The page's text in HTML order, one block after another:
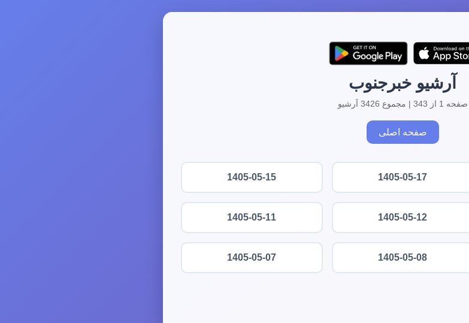
آرشیو خبرجنوب
صفحه 1 از 343 | مجموع 3426 آرشیو
صفحه اصلی
1405-05-17
1405-05-15
1405-05-12
1405-05-11
1405-05-08
1405-05-07